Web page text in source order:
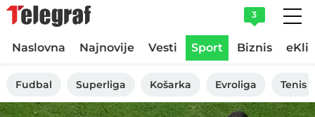
3
Naslovna Najnovije Vesti Sport Biznis
Fudbal Superliga Košarka Evroliga Tenis